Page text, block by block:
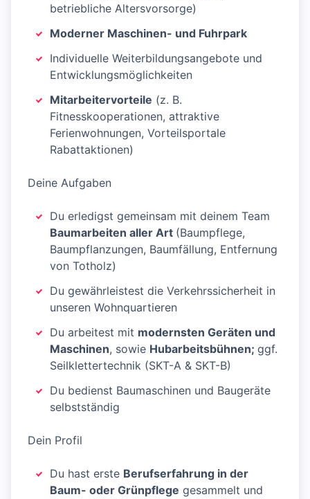
betriebliche Altersvorsorge)
Moderner Maschinen- und Fuhrpark
Individuelle Weiterbildungsangebote und
Entwicklungsmöglichkeiten
Mitarbeitervorteile (z. B.
Fitnesskooperationen, attraktive
Ferienwohnungen, Vorteilsportale
Rabattaktionen)
Deine Aufgaben
Du erledigst gemeinsam mit deinem Team
Baumarbeiten aller Art (Baumpflege,
Baumpflanzungen, Baumfällung, Entfernung
von Totholz)
Du gewährleistest die Verkehrssicherheit in
unseren Wohnquartieren
Du arbeitest mit modernsten Geräten und
Maschinen, sowie Hubarbeitsbühnen; ggf.
Seilklettertechnik (SKT-A & SKT-B)
Du bedienst Baumaschinen und Baugeräte
selbstständig
Dein Profil
Du hast erste Berufserfahrung in der
Baum- oder Grünpflege gesammelt und